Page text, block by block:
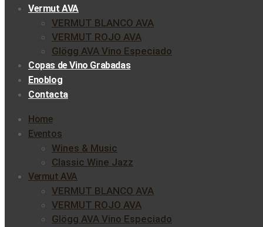
Vermut AVA
VERMUT BLANCO AVA
VERMUT ROJO AVA
Glögg AVA Vino Especiado
Copas de Vino Grabadas
Enoblog
Contacta
Home
Eventos
Wines & Music
Classic Wine Jazz
Vermut AVA
VERMUT BLANCO AVA
VERMUT ROJO AVA
Glögg AVA Vino Especiado